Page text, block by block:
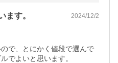
ます。 2024/12/2
で、とにかく値段で選んで
でよいと思います。